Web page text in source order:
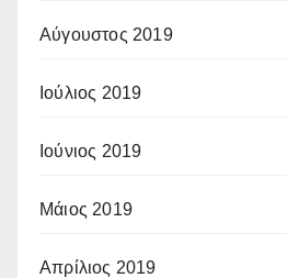
Αύγουστος 2019
Ιούλιος 2019
Ιούνιος 2019
Μάιος 2019
Απρίλιος 2019